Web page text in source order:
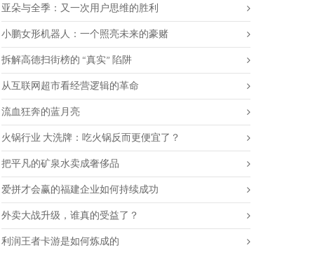
亚朵与全季：又一次用户思维的胜利
小鹏女形机器人：一个照亮未来的豪赌
拆解高德扫街榜的 “真实” 陷阱
从互联网超市看经营逻辑的革命
流血狂奔的蓝月亮
火锅行业 大洗牌：吃火锅反而更便宜了？
把平凡的矿泉水卖成奢侈品
爱拼才会赢的福建企业如何持续成功
外卖大战升级，谁真的受益了？
利润王者卡游是如何炼成的